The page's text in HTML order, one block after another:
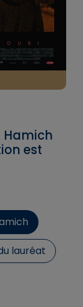
Hamich
est
lauréat